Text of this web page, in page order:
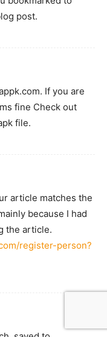
post.
If you are
fine Check out
file.
article matches the
because I had
the article.
register-person?